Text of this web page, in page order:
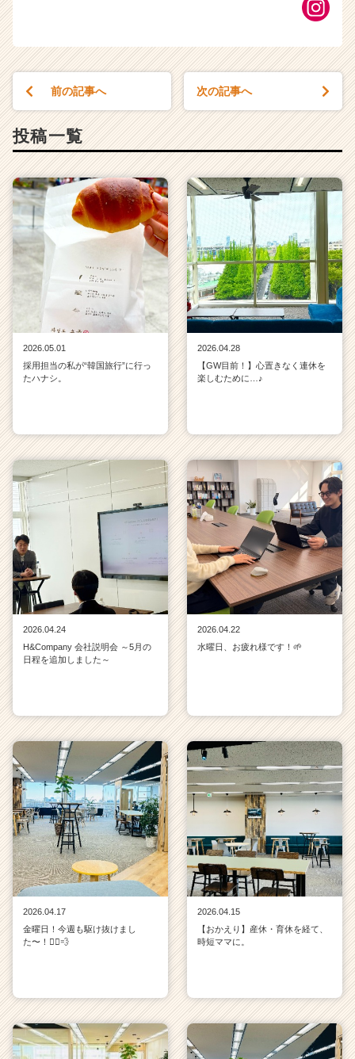
前の記事へ 次の記事へ
投稿一覧
2026.05.01
採用担当の私が“韓国旅行”に行っ
たハナシ。
2026.04.28
【GW目前！】心置きなく連休を
楽しむために…♪
2026.04.24
H&Company 会社説明会 ～5月の
日程を追加しました～
2026.04.22
水曜日、お疲れ様です！🌱
2026.04.17
金曜日！今週も駆け抜けまし
た〜！🏃‍♀️💨
2026.04.15
【おかえり】産休・育休を経て、
時短ママに。